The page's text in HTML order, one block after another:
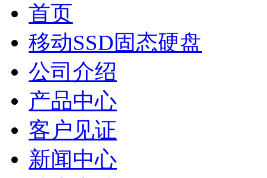
首页
移动SSD固态硬盘
公司介绍
产品中心
客户见证
新闻中心